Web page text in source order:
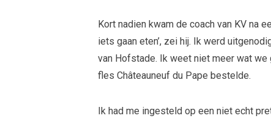
Kort nadien kwam de coach van KV na
iets gaan eten’, zei hij. Ik werd
van Hofstade. Ik weet niet meer wat we
fles Châteauneuf du Pape bestelde.
Ik had me ingesteld op een niet echt